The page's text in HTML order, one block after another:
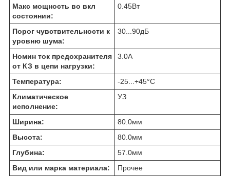
Макс мощность во вкл
состоянии:
0.45Вт
Порог чувствительности к
уровню шума:
30...90дБ
Номин ток предохранителя
от КЗ в цепи нагрузки:
3.0А
Температура: -25...+45°C
Климатическое
исполнение:
УЗ
Ширина: 80.0мм
Высота:
80.0мм
Глубина:
57.0мм
Вид или марка материала:
Прочее